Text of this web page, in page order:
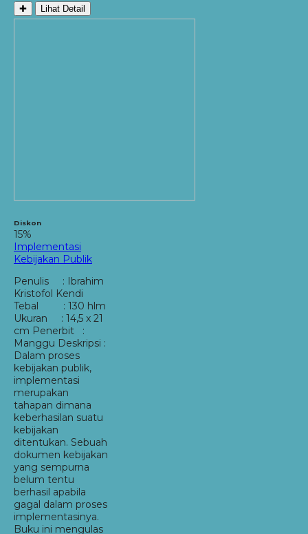
✚ Lihat Detail
Diskon
15%
Implementasi
Kebijakan Publik
Penulis : Ibrahim
Kristofol Kendi
Tebal : 130 hlm
Ukuran : 14,5 x 21
cm Penerbit :
Manggu Deskripsi :
Dalam proses
kebijakan publik,
implementasi
merupakan
tahapan dimana
keberhasilan suatu
kebijakan
ditentukan. Sebuah
dokumen kebijakan
yang sempurna
belum tentu
berhasil apabila
gagal dalam proses
implementasinya.
Buku ini mengulas